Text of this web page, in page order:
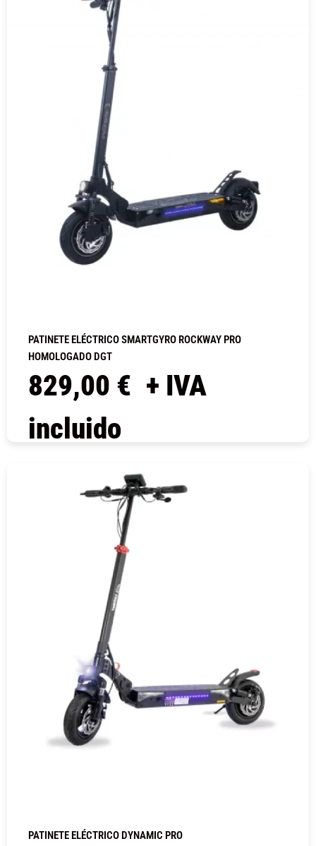
PATINETE ELÉCTRICO SMARTGYRO ROCKWAY PRO
HOMOLOGADO DGT
829,00 € + IVA
incluido
PATINETE ELÉCTRICO DYNAMIC PRO